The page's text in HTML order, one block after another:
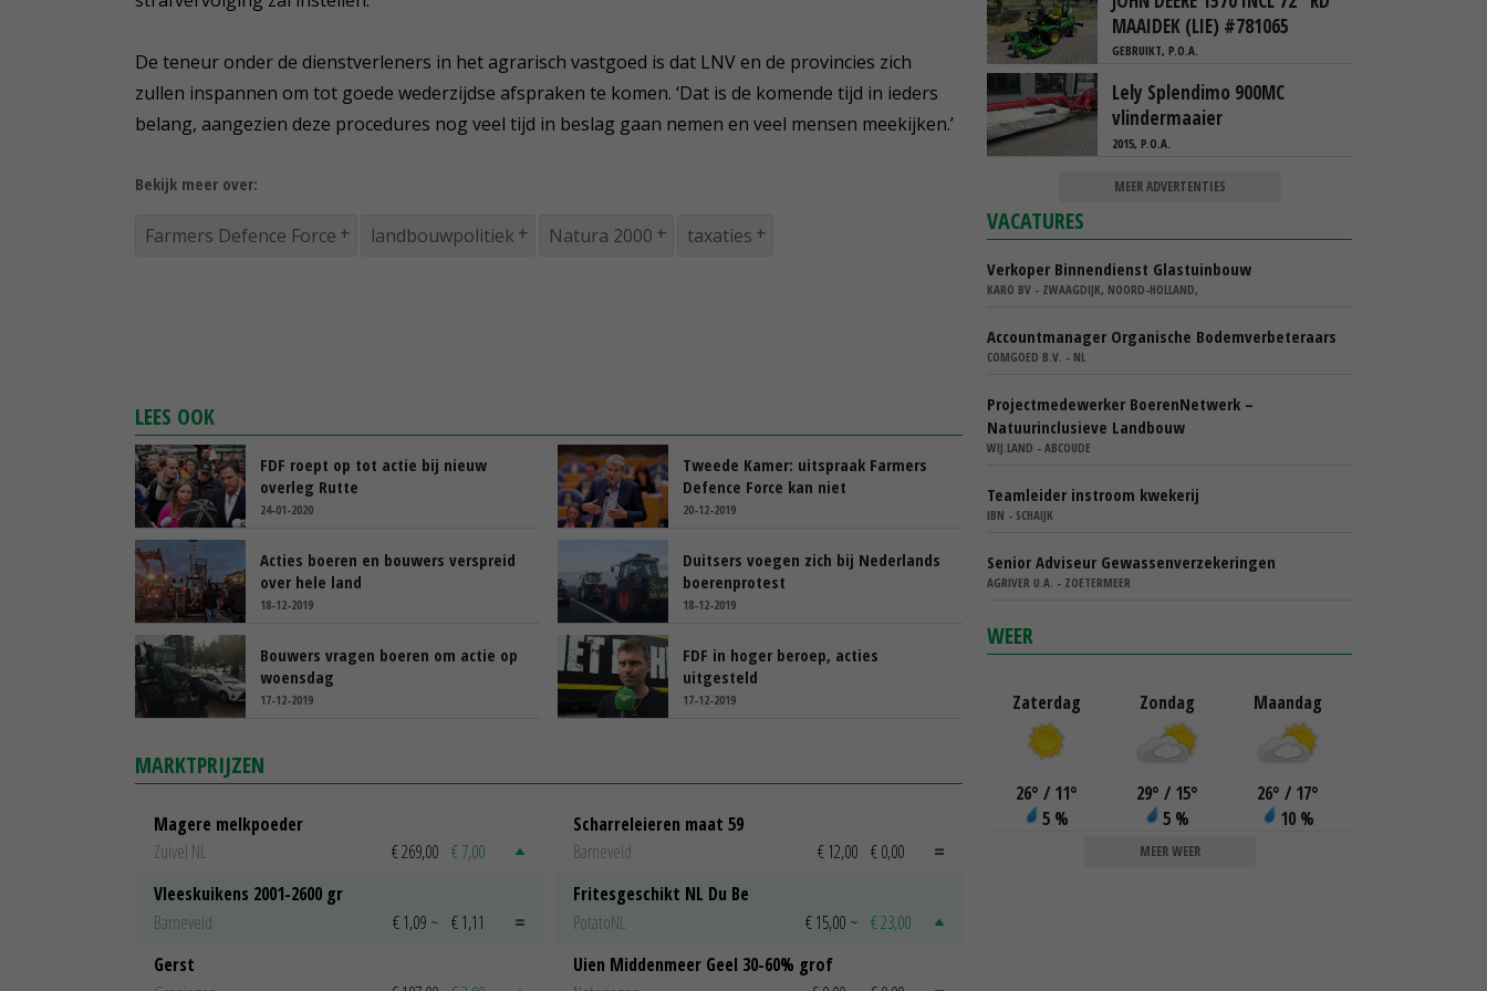
De teneur onder de dienstverleners in het agrarisch vastgoed is dat LNV en de provincies zich
zullen inspannen om tot goede wederzijdse afspraken te komen. ‘Dat is de komende tijd in ieders
belang, aangezien deze procedures nog veel tijd in beslag gaan nemen en veel mensen meekijken.’
Bekijk meer over:
Farmers Defence Force landbouwpolitiek Natura 2000 taxaties
LEES OOK
FDF roept op tot actie bij nieuw
overleg Rutte
24-01-2020
Tweede Kamer: uitspraak Farmers
Defence Force kan niet
20-12-2019
Acties boeren en bouwers verspreid
over hele land
18-12-2019
Duitsers voegen zich bij Nederlands
boerenprotest
18-12-2019
Bouwers vragen boeren om actie op
woensdag
17-12-2019
FDF in hoger beroep, acties
uitgesteld
17-12-2019
MARKTPRIJZEN
Magere melkpoeder
Zuivel NL
€ 269,00 € 7,00
Vleeskuikens 2001-2600 gr
Barneveld
€ 1,09 ~ € 1,11
Gerst
Scharreleieren maat 59
Barneveld
€ 12,00 € 0,00
Fritesgeschikt NL Du Be
PotatoNL
€ 15,00 ~ € 23,00
Uien Middenmeer Geel 30-60% grof
MAAIDEK (LIE) #781065
GEBRUIKT, P.O.A.
Lely Splendimo 900MC
vlindermaaier
2015, P.O.A.
MEER ADVERTENTIES
VACATURES
Verkoper Binnendienst Glastuinbouw
KARO BV - ZWAAGDIJK, NOORD-HOLLAND,
Accountmanager Organische Bodemverbeteraars
COMGOED B.V. - NL
Projectmedewerker BoerenNetwerk –
Natuurinclusieve Landbouw
WIJ.LAND - ABCOUDE
Teamleider instroom kwekerij
IBN - SCHAIJK
Senior Adviseur Gewassenverzekeringen
AGRIVER U.A. - ZOETERMEER
WEER
Zaterdag
26° / 11°
5 %
Zondag
29° / 15°
5 %
Maandag
26° / 17°
10 %
MEER WEER